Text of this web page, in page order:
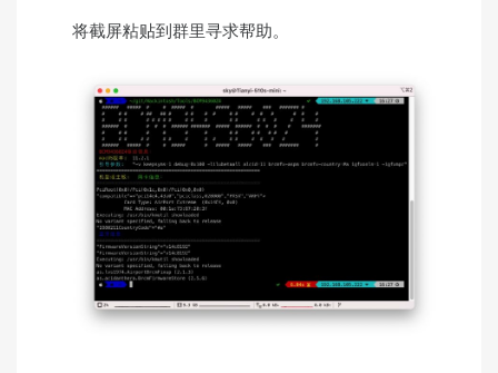
将截屏粘贴到群里寻求帮助。